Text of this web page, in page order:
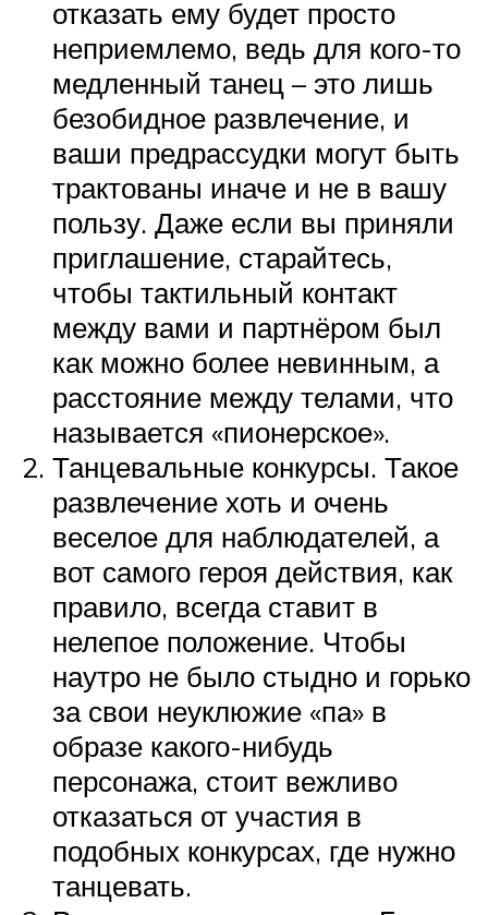
отказать ему будет просто
неприемлемо, ведь для кого-то
медленный танец – это лишь
безобидное развлечение, и
ваши предрассудки могут быть
трактованы иначе и не в вашу
пользу. Даже если вы приняли
приглашение, старайтесь,
чтобы тактильный контакт
между вами и партнёром был
как можно более невинным, а
расстояние между телами, что
называется «пионерское».
Танцевальные конкурсы. Такое
развлечение хоть и очень
веселое для наблюдателей, а
вот самого героя действия, как
правило, всегда ставит в
нелепое положение. Чтобы
наутро не было стыдно и горько
за свои неуклюжие «па» в
образе какого-нибудь
персонажа, стоит вежливо
отказаться от участия в
подобных конкурсах, где нужно
танцевать.